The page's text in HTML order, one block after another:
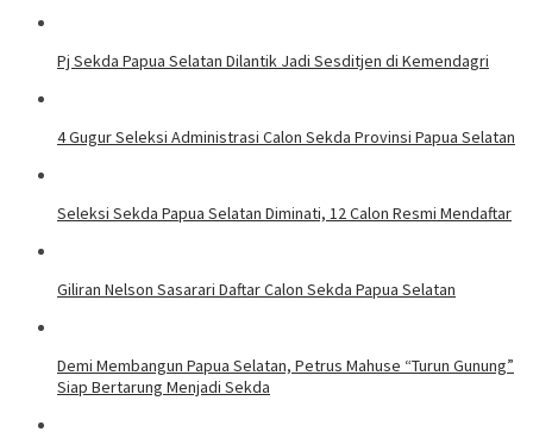
Pj Sekda Papua Selatan Dilantik Jadi Sesditjen di Kemendagri
4 Gugur Seleksi Administrasi Calon Sekda Provinsi Papua Selatan
Seleksi Sekda Papua Selatan Diminati, 12 Calon Resmi Mendaftar
Giliran Nelson Sasarari Daftar Calon Sekda Papua Selatan
Demi Membangun Papua Selatan, Petrus Mahuse “Turun Gunung”
Siap Bertarung Menjadi Sekda